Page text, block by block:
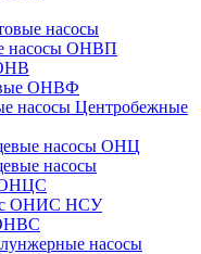
насосы
насосы ОНВП
ОНВФ
Центробежные
насосы ОНЦ
насосы
ОНЦС
ОНИС НСУ
насосы